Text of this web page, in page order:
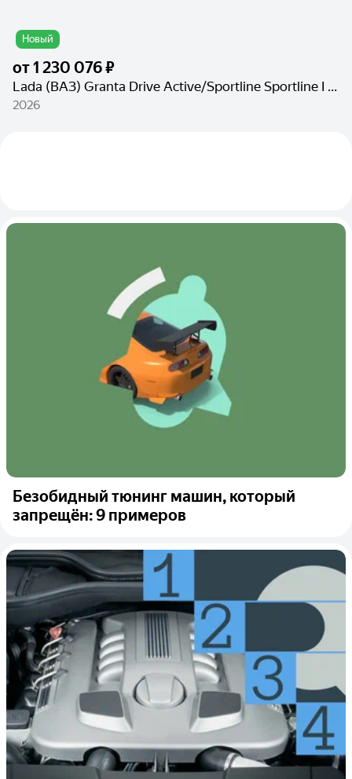
Новый
от1 230 076 ₽
Lada (ВАЗ) Granta Drive Active/Sportline Sportline I Рестайлинг
2026
Безобидный тюнинг машин, который
запрещён: 9 примеров